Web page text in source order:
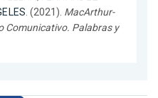
. (2021). MacArthur-
Comunicativo. Palabras y